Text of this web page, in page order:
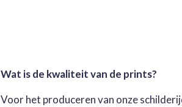
Wat is de kwaliteit van de prints?
Voor het produceren van onze